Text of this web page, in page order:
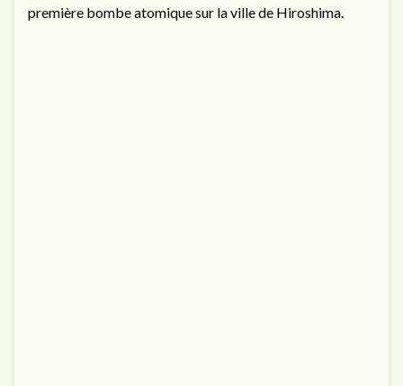
première bombe atomique sur la ville de Hiroshima.